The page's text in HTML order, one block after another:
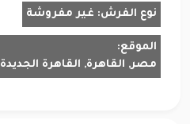
نوع الفرش: غير مفروشة
الموقع:
مصر, القاهرة, القاهرة الجديدة New Cairo